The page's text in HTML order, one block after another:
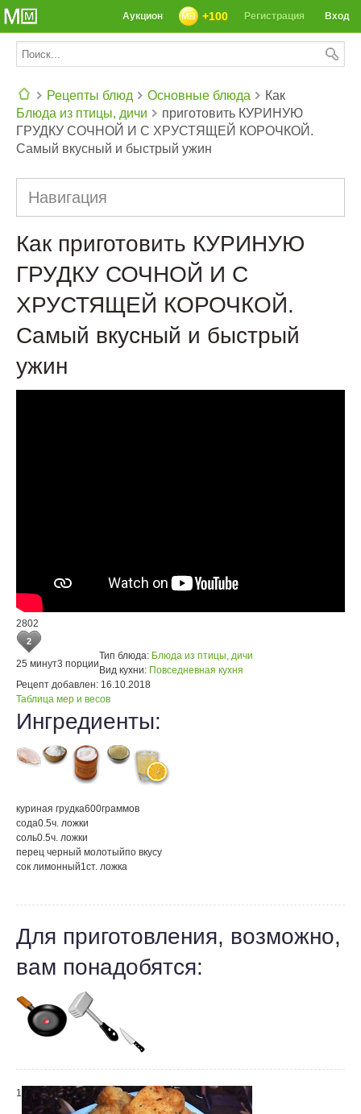
СЕГОДНЯ: 39142 РЕЦЕПТА
Вход
Регистрация
+100
Аукцион
Рецепты блюд
Основные блюда
Блюда из птицы, дичи
Как
приготовить КУРИНУЮ
ГРУДКУ СОЧНОЙ И С ХРУСТЯЩЕЙ КОРОЧКОЙ.
Самый вкусный и быстрый ужин
Навигация
Как приготовить КУРИНУЮ
ГРУДКУ СОЧНОЙ И С
ХРУСТЯЩЕЙ КОРОЧКОЙ.
Самый вкусный и быстрый
ужин
2802
2
25 минут3 порции
Тип блюда: Блюда из птицы, дичи
Вид кухни: Повседневная кухня
Рецепт добавлен: 16.10.2018
Таблица мер и весов
Ингредиенты:
куриная грудка600граммов
сода0.5ч. ложки
соль0.5ч. ложки
перец черный молотыйпо вкусу
сок лимонный1ст. ложка
Для приготовления, возможно,
вам понадобятся:
1